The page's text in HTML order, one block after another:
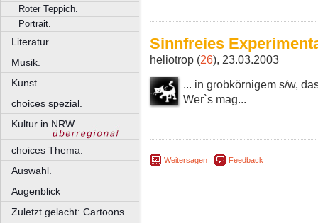
Roter Teppich.
Portrait.
Literatur.
Musik.
Kunst.
choices spezial.
Kultur in NRW.
choices Thema.
Auswahl.
Augenblick
Zuletzt gelacht: Cartoons.
Sinnfreies
heliotrop (26), 23.03.2003
... in grobkörnigem s/w,
Wer`s mag...
Weitersagen Feedback